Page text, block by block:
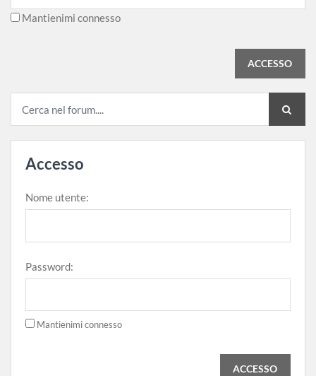
Mantienimi connesso
ACCESSO
Accesso
Nome utente:
Password:
Mantienimi connesso
ACCESSO